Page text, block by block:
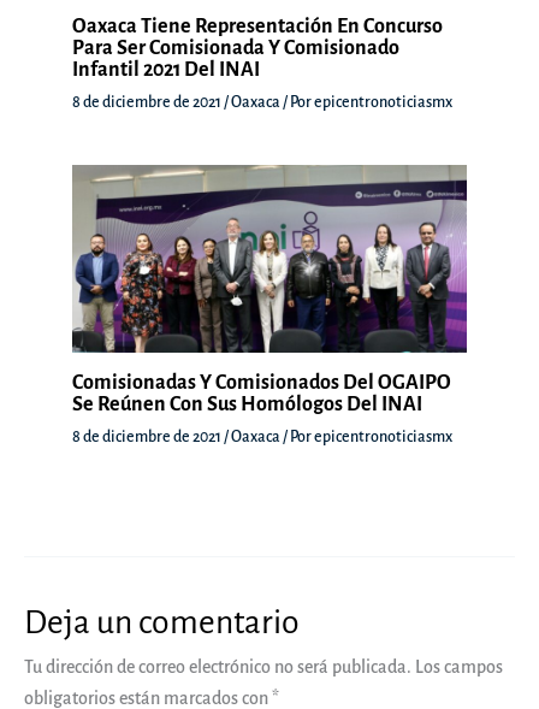
Oaxaca Tiene Representación En Concurso
Para Ser Comisionada Y Comisionado
Infantil 2021 Del INAI
8 de diciembre de 2021 /Oaxaca / Porepicentronoticiasmx
Comisionadas Y Comisionados Del OGAIPO
Se Reúnen Con Sus Homólogos Del INAI
8 de diciembre de 2021 /Oaxaca / Porepicentronoticiasmx
Deja un comentario
Tu dirección de correo electrónico no será publicada. Los campos
obligatorios están marcados con*